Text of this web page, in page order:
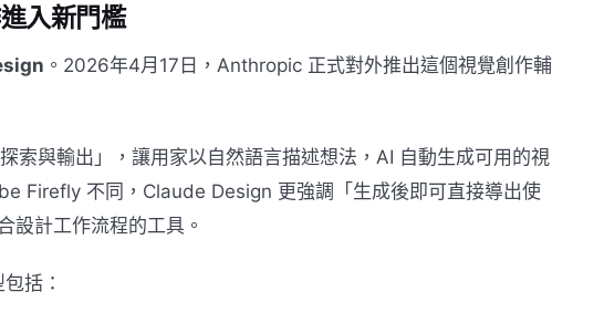
入新門檻
。2026年4月17日，Anthropic 正式對外推出這個視覺創作輔
索與輸出」，讓用家以自然語言描述想法，AI 自動生成可用的視
Firefly 不同，Claude Design 更強調「生成後即可直接導出使
設計工作流程的工具。
括：